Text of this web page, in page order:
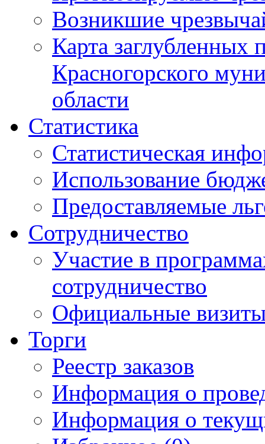
Возникшие
Карта
Красногорского
области
Статистика
Статистическая
Использование
Предоставляемые
Сотрудничество
Участие в
сотрудничество
Официальные
Торги
Реестр заказов
Информация о
Информация о